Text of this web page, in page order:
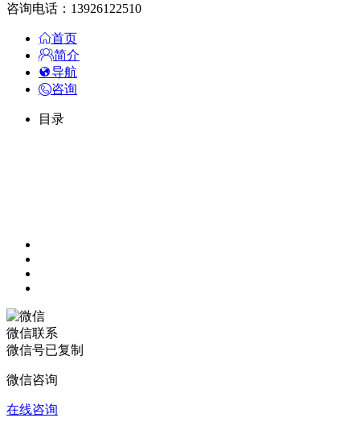
咨询电话：13926122510
首页
简介
导航
咨询
目录
微信联系
微信号已复制
微信咨询
在线咨询